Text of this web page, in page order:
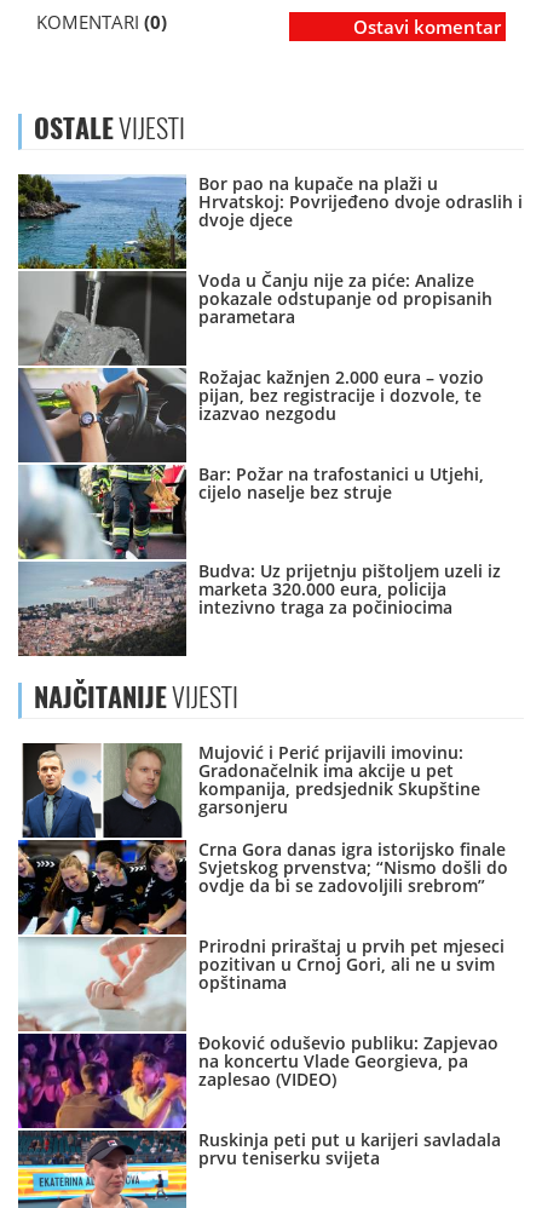
KOMENTARI (0) Ostavi komentar
OSTALEVIJESTI
Bor pao na kupače na plaži u
Hrvatskoj: Povrijeđeno dvoje odraslih i
dvoje djece
Voda u Čanju nije za piće: Analize
pokazale odstupanje od propisanih
parametara
Rožajac kažnjen 2.000 eura – vozio
pijan, bez registracije i dozvole, te
izazvao nezgodu
Bar: Požar na trafostanici u Utjehi,
cijelo naselje bez struje
Budva: Uz prijetnju pištoljem uzeli iz
marketa 320.000 eura, policija
intezivno traga za počiniocima
NAJČITANIJEVIJESTI
Mujović i Perić prijavili imovinu:
Gradonačelnik ima akcije u pet
kompanija, predsjednik Skupštine
garsonjeru
Crna Gora danas igra istorijsko finale
Svjetskog prvenstva; “Nismo došli do
ovdje da bi se zadovoljili srebrom”
Prirodni priraštaj u prvih pet mjeseci
pozitivan u Crnoj Gori, ali ne u svim
opštinama
Đoković oduševio publiku: Zapjevao
na koncertu Vlade Georgieva, pa
zaplesao (VIDEO)
Ruskinja peti put u karijeri savladala
prvu teniserku svijeta